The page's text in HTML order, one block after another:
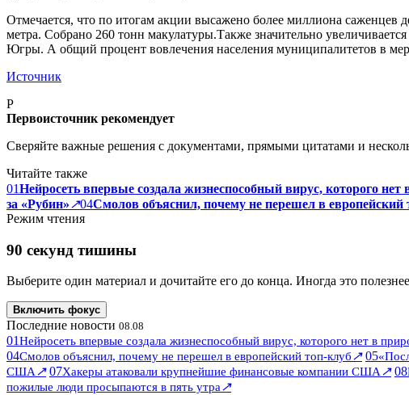
Отмечается, что по итогам акции высажено более миллиона саженцев
метра. Собрано 260 тонн макулатуры.Также значительно
Югры. А общий процент вовлечения населения муниципалитетов в
Источник
P
Первоисточник рекомендует
Сверяйте важные решения с документами, прямыми цитатами и
Читайте также
01Нейросеть впервые создала жизнеспособный вирус, которого нет
за «Рубин»↗04Смолов объяснил, почему не перешел в европейский
Режим чтения
90 секунд тишины
Выберите один материал и дочитайте его до конца. Иногда это
Включить фокус
Последние новости 08.08
01Нейросеть впервые создала жизнеспособный вирус, которого нет в
04Смолов объяснил, почему не перешел в европейский топ-клуб↗ 05
США↗ 07Хакеры атаковали крупнейшие финансовые компании США↗ 08
пожилые люди просыпаются в пять утра↗